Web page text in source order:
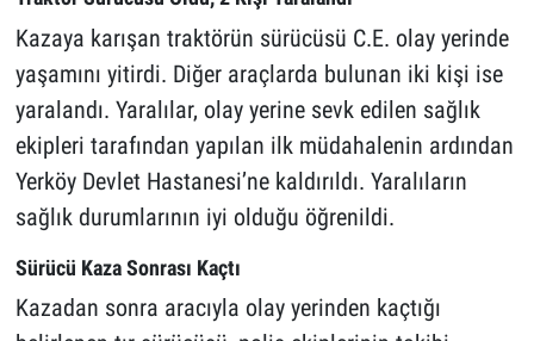
Kazaya karışan traktörün sürücüsü C.E. olay yerinde
yaşamını yitirdi. Diğer araçlarda bulunan iki kişi ise
yaralandı. Yaralılar, olay yerine sevk edilen sağlık
ekipleri tarafından yapılan ilk müdahalenin ardından
Yerköy Devlet Hastanesi’ne kaldırıldı. Yaralıların
sağlık durumlarının iyi olduğu öğrenildi.
Sürücü Kaza Sonrası Kaçtı
Kazadan sonra aracıyla olay yerinden kaçtığı